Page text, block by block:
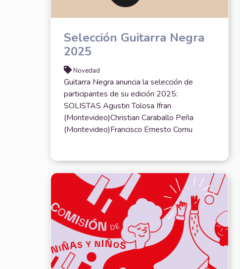
Selección Guitarra Negra
2025
Novedad
Guitarra Negra anuncia la selección de
participantes de su edición 2025:
SOLISTAS Agustin Tolosa Ifran
(Montevideo)Christian Caraballo Peña
(Montevideo)Francisco Ernesto Cornu